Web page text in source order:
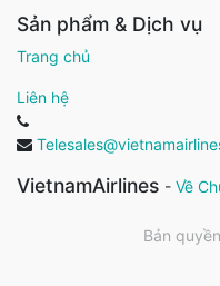
Sản phẩm & Dịch vụ
Trang chủ
Liên hệ
VietnamAirlines - Về
Bản